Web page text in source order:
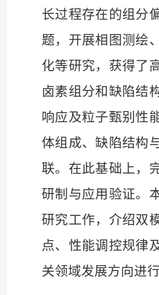
长过程存在的组分
题，开展相图测绘
化等研究，获得了
卤素组分和缺陷结
响应及粒子甄别性
体组成、缺陷结构
联。在此基础上，
研制与应用验证。
研究工作，介绍双
点、性能调控规律
关领域发展方向进行